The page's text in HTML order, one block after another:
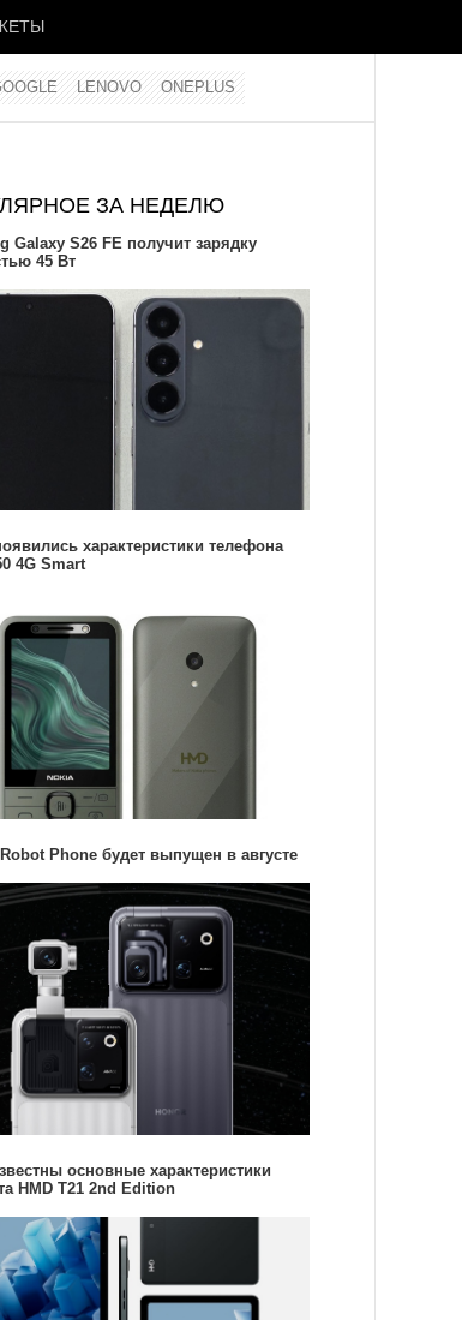
LENOVO ONEPLUS
ЗА НЕДЕЛЮ
Galaxy S26 FE получит зарядку
45 Вт
характеристики телефона
4G Smart
Robot Phone будет выпущен в августе
основные характеристики
HMD T21 2nd Edition